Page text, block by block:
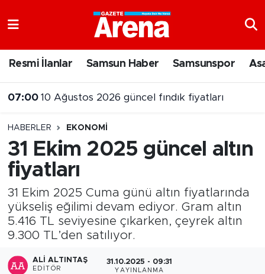
Resmi İlanlar Samsun Haber Samsunspor
07:00 10 Ağustos 2026 güncel fındık fiyatları
HABERLER EKONOMI
31 Ekim 2025 güncel altın
fiyatları
31 Ekim 2025 Cuma günü altın fiyatlarında
yükseliş eğilimi devam ediyor. Gram altın
5.416 TL seviyesine çıkarken, çeyrek altın
9.300 TL’den satılıyor.
ALI ALTINTAŞ
EDITÖR
31.10.2025 - 09:31
YAYINLANMA
Samsun Namaz Vakitleri
Süper Lig Puan Durumu ve Fikstür
Tüm Manşetler
Son Dakika Haberleri
Haber Arşivi